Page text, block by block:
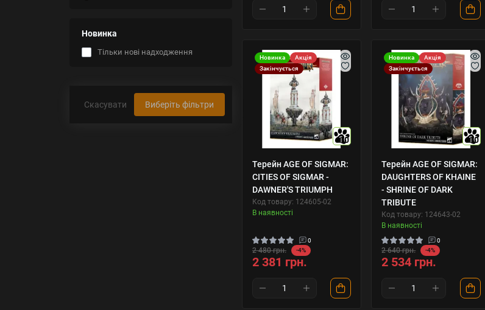
Новинка
Тільки нові надходження
Скасувати Виберіть фільтри
Новинка
Акція
Закінчується
10
Терейн AGE OF SIGMAR:
CITIES OF SIGMAR -
DAWNER'S TRIUMPH
Код товару: 124605-02
В наявності
0
2 480 грн. -4%
2 381 грн.
Новинка
Акція
Закінчується
10
Терейн AGE OF SIGMAR:
DAUGHTERS OF KHAINE
- SHRINE OF DARK
TRIBUTE
Код товару: 124643-02
В наявності
0
2 640 грн. -4%
2 534 грн.